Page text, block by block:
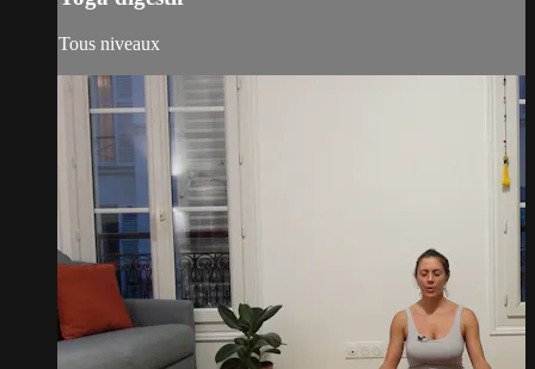
Tous niveaux